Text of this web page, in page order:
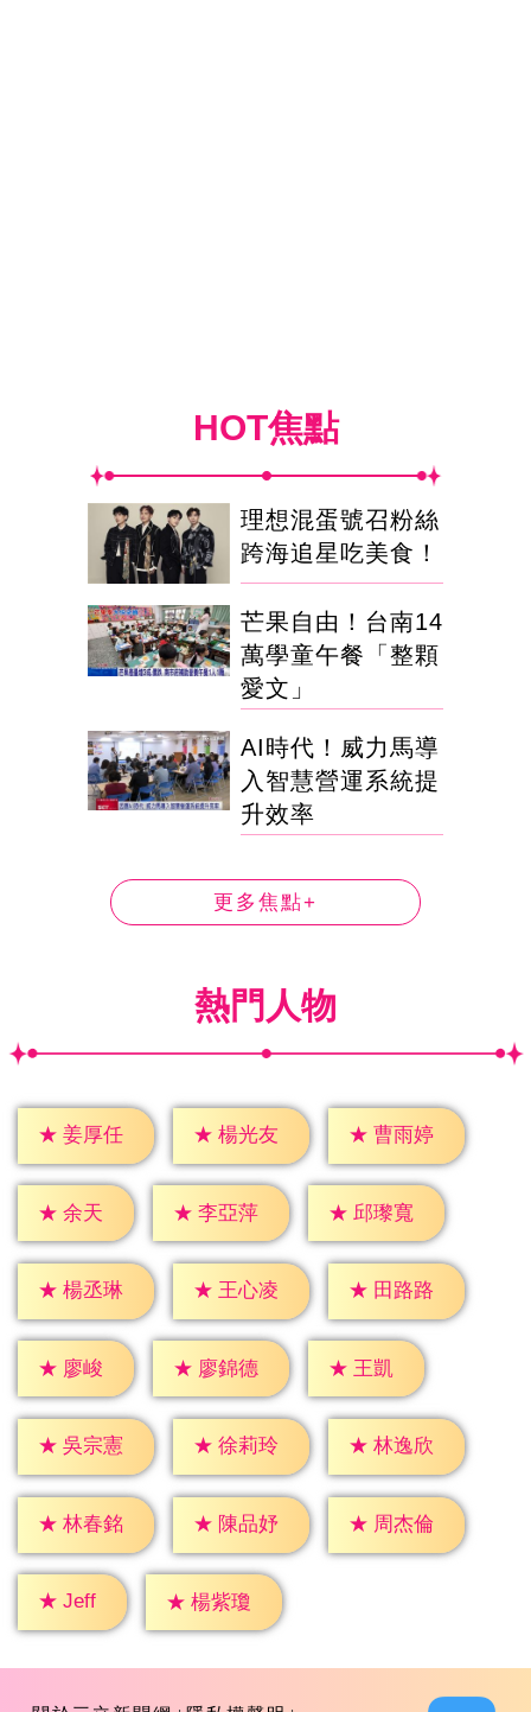
HOT焦點
理想混蛋號召粉絲
跨海追星吃美食！
芒果自由！台南14
萬學童午餐「整顆
愛文」
AI時代！威力馬導
入智慧營運系統提
升效率
更多焦點+
熱門人物
★ 姜厚任 ★ 楊光友 ★ 曹雨婷
★ 余天 ★ 李亞萍 ★ 邱瓈寬
★ 楊丞琳 ★ 王心凌 ★ 田路路
★ 廖峻 ★ 廖錦德 ★ 王凱
★ 吳宗憲 ★ 徐莉玲 ★ 林逸欣
★ 林春銘 ★ 陳品妤 ★ 周杰倫
★ Jeff ★ 楊紫瓊